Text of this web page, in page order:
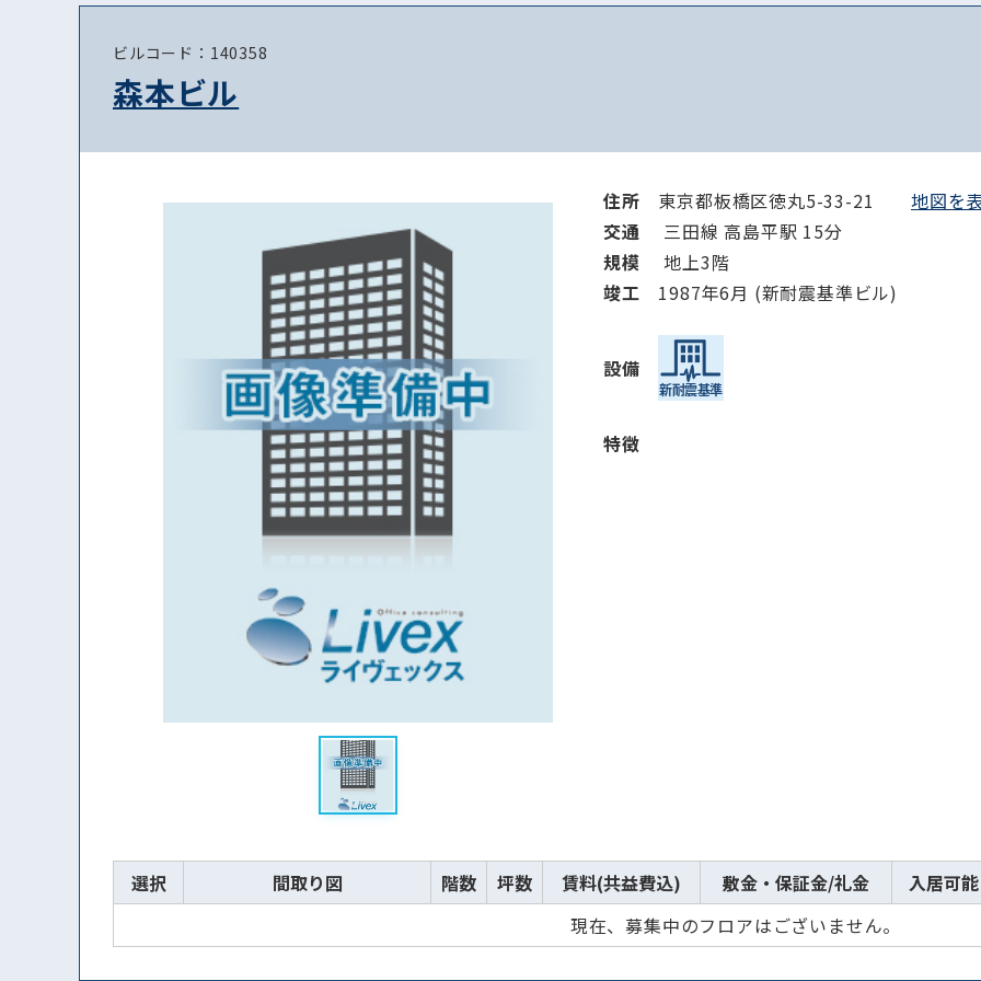
ビルコード：140358
森本ビル
住所 東京都板橋区徳丸5-33-21地図を
交通
三田線 高島平駅 15分
規模
地上3階
竣⼯ 1987年6月 (新耐震基準ビル)
設備
特徴
選択 間取り図 階数 坪数 賃料(共益費込) 敷金・保証金/礼金
入居可
現在、募集中のフロアはございません。